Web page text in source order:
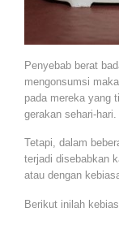
Penyebab berat
mengonsumsi
pada mereka yang
gerakan sehari-hari.
Tetapi, dalam
terjadi disebabkan
atau dengan
Berikut inilah